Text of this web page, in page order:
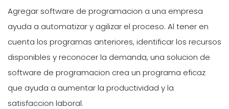
Agregar software de programacion a una empresa
ayuda a automatizar y agilizar el proceso. Al tener en
cuenta los programas anteriores, identificar los recursos
disponibles y reconocer la demanda, una solucion de
software de programacion crea un programa eficaz
que ayuda a aumentar la productividad y la
satisfaccion laboral.